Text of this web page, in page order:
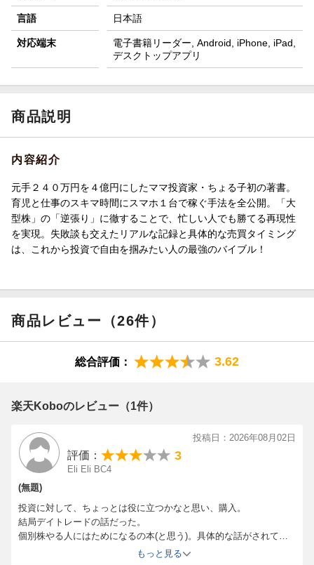
言語 日本語
対応端末
電子書籍リーダー, Android, iPhone, iPad,
デスクトップアプリ
商品説明
内容紹介
元手２４０万円を４億円にしたママ投資家・ちょる子初の著書。
育児と仕事のスキマ時間にスマホ１台で稼ぐ手法を全公開。「大
型株」の「逆張り」に徹することで、忙しい人でも勝てる再現性
を実現。失敗談も交えたリアルな記録と具体的な売買タイミング
は、これから投資で自由を掴みたい人の最強のバイブル！
商品レビュー（26件）
総合評価： 3.62
楽天Koboのレビュー（1件）
投稿日：2026年08月02日
評価： 3
Eli Eli BC4
(無題)
投資に対して、ちょっとは役に立つかなと思い、購入。
結局デイトレードの話だった。
個別株やる人にはためになるの本(と思う)。具体的な話がされてい
るが、結局、仕事を持っている実現不可能。
もっと見る